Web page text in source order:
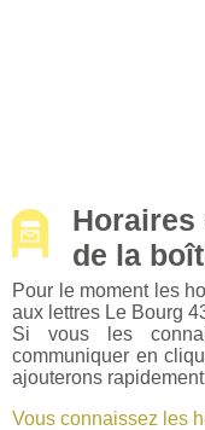
Horaires
de la
Pour le moment les
aux lettres Le Bourg
Si vous les
communiquer en
ajouterons
Vous connaissez les